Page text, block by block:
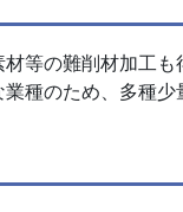
等の難削材加工
種のため、多種少